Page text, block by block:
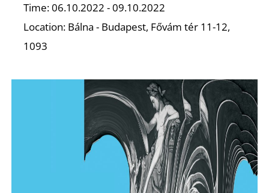
Time: 06.10.2022 - 09.10.2022
Location: Bálna - Budapest, Fővám tér 11-12,
1093